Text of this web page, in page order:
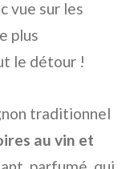
vue sur les
plus
le détour !
traditionnel
au vin et